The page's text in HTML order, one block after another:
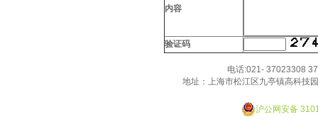
内容
验证码
电话:021- 37023308
地址：上海市松江区九亭镇高科技
沪公网安备